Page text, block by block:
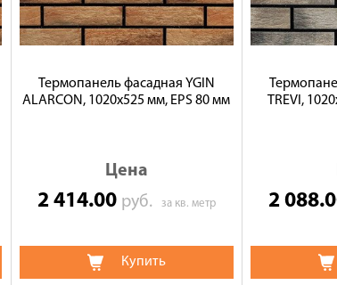
Термопанель фасадная YGIN
ALARCON, 1020х525 мм, EPS 80 мм
Цена
2 414.00 руб. за кв. метр
Купить
TREVI,
2